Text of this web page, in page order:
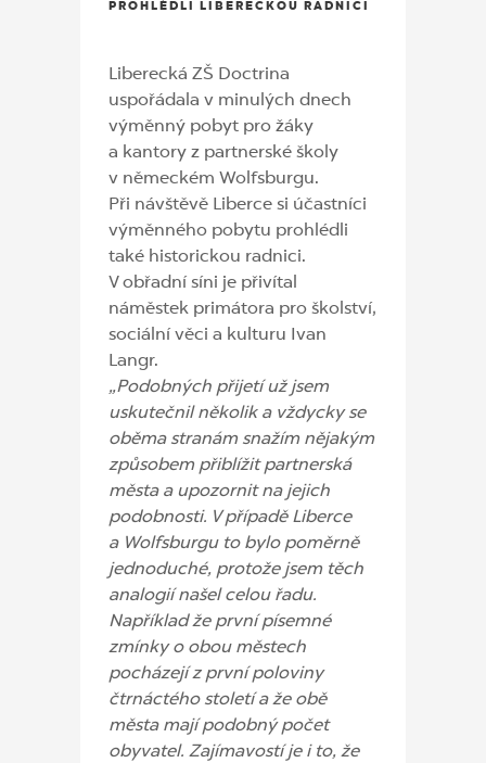
PROHLÉDLI LIBERECKOU RADNICI
Liberecká ZŠ Doctrina
uspořádala v minulých dnech
výměnný pobyt pro žáky
a kantory z partnerské školy
v německém Wolfsburgu.
Při návštěvě Liberce si účastníci
výměnného pobytu prohlédli
také historickou radnici.
V obřadní síni je přivítal
náměstek primátora pro školství,
sociální věci a kulturu Ivan
Langr.
„Podobných přijetí už jsem
uskutečnil několik a vždycky se
oběma stranám snažím nějakým
způsobem přiblížit partnerská
města a upozornit na jejich
podobnosti. V případě Liberce
a Wolfsburgu to bylo poměrně
jednoduché, protože jsem těch
analogií našel celou řadu.
Například že první písemné
zmínky o obou městech
pocházejí z první poloviny
čtrnáctého století a že obě
města mají podobný počet
obyvatel. Zajímavostí je i to, že